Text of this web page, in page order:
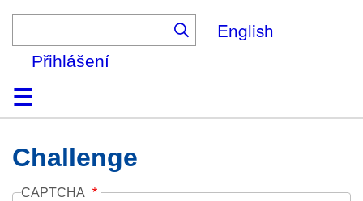
English
Přihlášení
DomůKolekce
Prohlížení
Vyhledávání
O platformě
Nápověda
KontaktDigitalia
Challenge
CAPTCHA